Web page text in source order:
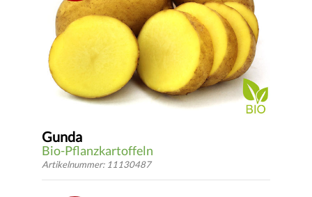
DETAILS ab 2.94 €*
* inkl. gesetzlicher USt. zzgl.
Gunda
Bio-Pflanzkartoffeln
Artikelnummer: 11130487